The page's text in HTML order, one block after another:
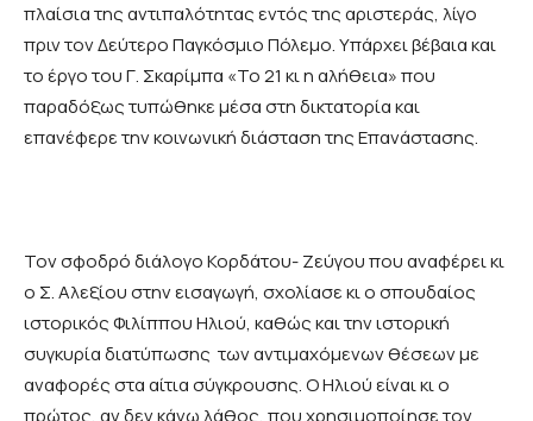
πλαίσια της αντιπαλότητας εντός της αριστεράς, λίγο
πριν τον Δεύτερο Παγκόσμιο Πόλεμο. Υπάρχει βέβαια και
το έργο του Γ. Σκαρίμπα «Το 21 κι η αλήθεια» που
παραδόξως τυπώθηκε μέσα στη δικτατορία και
επανέφερε την κοινωνική διάσταση της Επανάστασης.
Τον σφοδρό διάλογο Κορδάτου- Ζεύγου που αναφέρει κι
ο Σ. Αλεξίου στην εισαγωγή, σχολίασε κι ο σπουδαίος
ιστορικός Φιλίππου Ηλιού, καθώς και την ιστορική
συγκυρία διατύπωσης των αντιμαχόμενων θέσεων με
αναφορές στα αίτια σύγκρουσης. Ο Ηλιού είναι κι ο
πρώτος, αν δεν κάνω λάθος, που χρησιμοποίησε τον